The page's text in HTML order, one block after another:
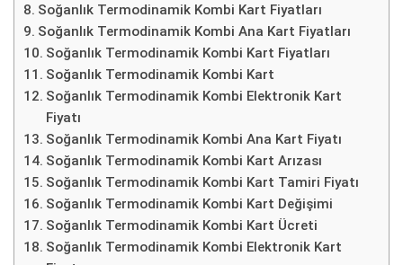
Soğanlık Termodinamik Kombi Kart Fiyatları
Soğanlık Termodinamik Kombi Ana Kart Fiyatları
Soğanlık Termodinamik Kombi Kart Fiyatları
Soğanlık Termodinamik Kombi Kart
Soğanlık Termodinamik Kombi Elektronik Kart
Fiyatı
Soğanlık Termodinamik Kombi Ana Kart Fiyatı
Soğanlık Termodinamik Kombi Kart Arızası
Soğanlık Termodinamik Kombi Kart Tamiri Fiyatı
Soğanlık Termodinamik Kombi Kart Değişimi
Soğanlık Termodinamik Kombi Kart Ücreti
Soğanlık Termodinamik Kombi Elektronik Kart